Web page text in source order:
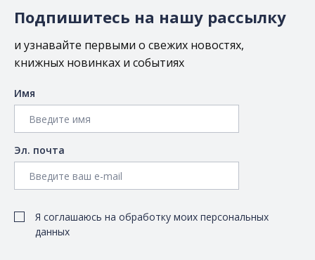
Подпишитесь на нашу рассылку
и узнавайте первыми о свежих новостях,
книжных новинках и событиях
Имя
Эл. почта
Я соглашаюсь на обработку моих персональных
данных